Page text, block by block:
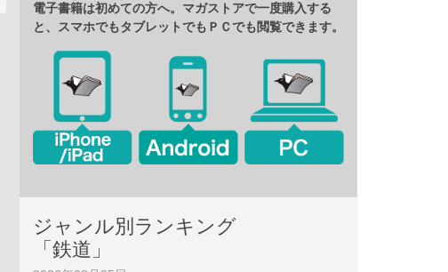
電子書籍は初めての方へ。マガストアで一度購入する
と、スマホでもタブレットでもＰＣでも閲覧できます。
ジャンル別ランキング
「鉄道」